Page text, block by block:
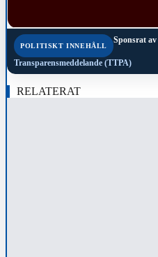
POLITISKT INNEHÅLL
Sponsrat av
Transparensmeddelande (TTPA)
RELATERAT